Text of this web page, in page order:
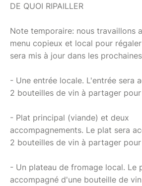
DE QUOI RIPAILLER
Note temporaire: nous travaillons
menu copieux et local pour
sera mis à jour dans les
- Une entrée locale. L'entrée sera
2 bouteilles de vin à partager
- Plat principal (viande) et deux
accompagnements. Le plat sera
2 bouteilles de vin à partager
- Un plateau de fromage local. Le
accompagné d'une bouteille de